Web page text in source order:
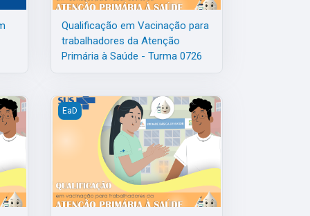
Qualificação em Vacinação para
trabalhadores da Atenção
Primária à Saúde - Turma 0726
- Turma 0526
trabalhadores da Atenção Primária à Saúde - Turma 0426
Qualificação em Vacinação para trabalhadores da
EaD